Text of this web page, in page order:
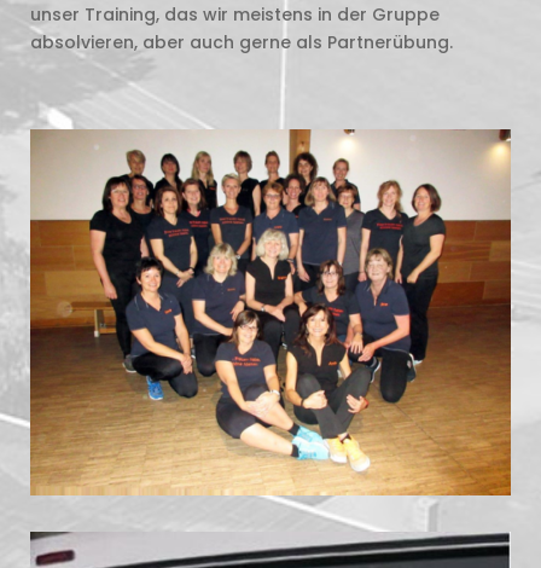
unser Training, das wir meistens in der Gruppe
absolvieren, aber auch gerne als Partnerübung.